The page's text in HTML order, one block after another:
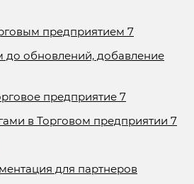
предприятием 7
обновлений, добавление
предприятие 7
в Торговом предприятии 7
для партнеров